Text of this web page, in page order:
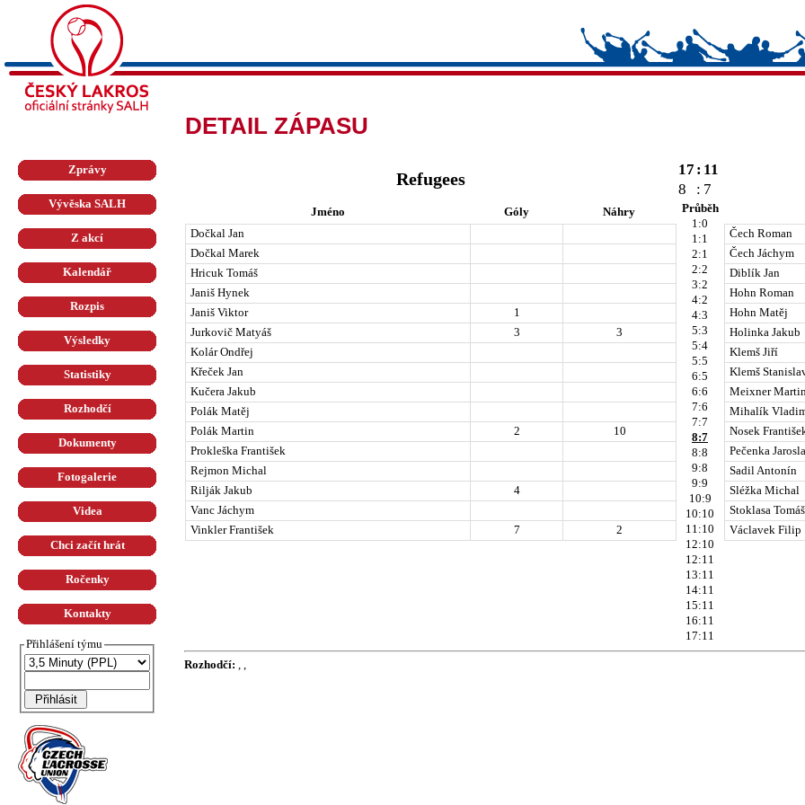
DETAIL ZÁPASU
Zprávy
Vývěska SALH
Z akcí
Kalendář
Rozpis
Výsledky
Statistiky
Rozhodčí
Dokumenty
Fotogalerie
Videa
Chci začít hrát
Ročenky
Kontakty
Přihlášení týmu
Refugees 17 : 11
8
: 7
Jméno Góly
Náhry
Dočkal Jan
Dočkal Marek
Hricuk Tomáš
Janiš Hynek
Janiš Viktor
1
Jurkovič Matyáš
3
3
Kolár Ondřej
Křeček Jan
Kučera Jakub
Polák Matěj
Polák Martin
2
10
Prokleška František
Rejmon Michal
Rilják Jakub
4
Vanc Jáchym
Vinkler František
7 2
Průběh
1:0
1:1
2:1
2:2
3:2
4:2
4:3
5:3
5:4
5:5
6:5
6:6
7:6
7:7
8:7
8:8
9:8
9:9
10:9
10:10
11:10
12:10
12:11
13:11
14:11
15:11
16:11
17:11
Čech Roman
Čech Jáchym
Diblík Jan
Hohn Roman
Hohn Matěj
Holinka Jakub
Klemš Jiří
Klemš
Meixner
Mihalík
Nosek
Pečenka
Sadil Antonín
Sléžka Michal
Stoklasa Tomáš
Václavek Filip
Rozhodčí: